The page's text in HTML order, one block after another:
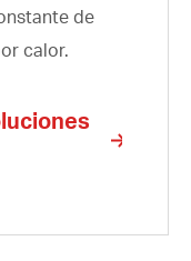
de
calor.